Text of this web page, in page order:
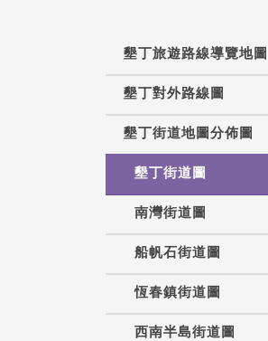
墾丁旅遊路線導覽地圖
墾丁對外路線圖
墾丁街道地圖分佈圖
墾丁街道圖
南灣街道圖
船帆石街道圖
恆春鎮街道圖
西南半島街道圖